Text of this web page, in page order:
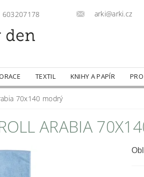
603207178 arki@arki.cz
TEXTIL KNIHY A PAPÍR
70x140 modrý
ARABIA